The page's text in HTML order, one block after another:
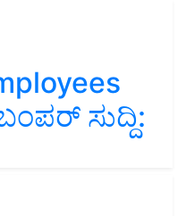
ಸುದ್ದಿ: